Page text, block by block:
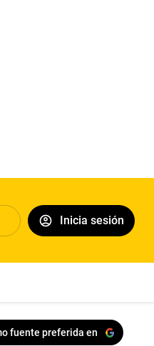
Inicia sesión
Boys
fuente preferida en